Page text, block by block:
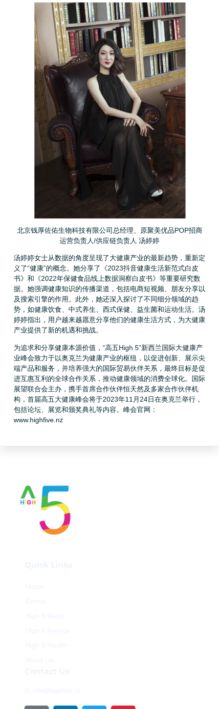
北京钱厚佐佑生物科技有限公司总经理、原聚美优品POP招商
运营负责人/供应链负责人 汤婷婷
汤婷婷女士从数据的角度呈现了大健康产业的最新趋势，重新定
义了“健康”的概念。她分享了《2023抖音健康生活新范式白皮
书》和《2022年保健食品线上数据洞察白皮书》等重要研究数
据。她强调健康知识的传播渠道，包括电商短视频、朋友分享以
及搜索引擎的作用。此外，她还深入探讨了不同细分领域的趋
势，如健康饮食、中式养生、西式保健、益生菌和运动生活。汤
婷婷指出，用户越来越愿意分享他们的健康生活方式，为大健康
产业提供了新的机遇和挑战。
为追求和分享健康本源价值，“高五High 5”新西兰国际大健康产
业峰会致力于以奥克兰为健康产业的枢纽，以促进创新、展示尖
端产品和服务，并培养强大的国际贸易伙伴关系，最终目标是促
进互惠互利的全球合作关系，推动健康领域的消费全球化。国际
展望联合会主办，携手首席合作伙伴恒天然及多家合作伙伴机
构，首届高五大健康峰会将于2023年11月24日在奥克兰举行，
包括论坛、展览和颁奖典礼等内容。峰会官网：
www.highfive.nz